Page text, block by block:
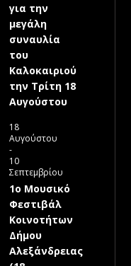
για την
μεγάλη
συναυλία
του
Καλοκαιριού
την Τρίτη 18
Αυγούστου
18
Αυγούστου
-
10
Σεπτεμβρίου
1ο Μουσικό
Φεστιβάλ
Κοινοτήτων
Δήμου
Αλεξάνδρειας